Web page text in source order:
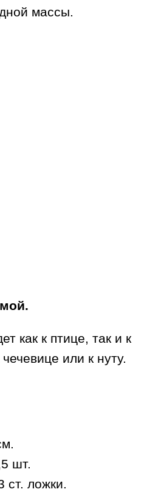
массы.
как к птице, так и к
или к нуту.
шт.
ст. ложки.